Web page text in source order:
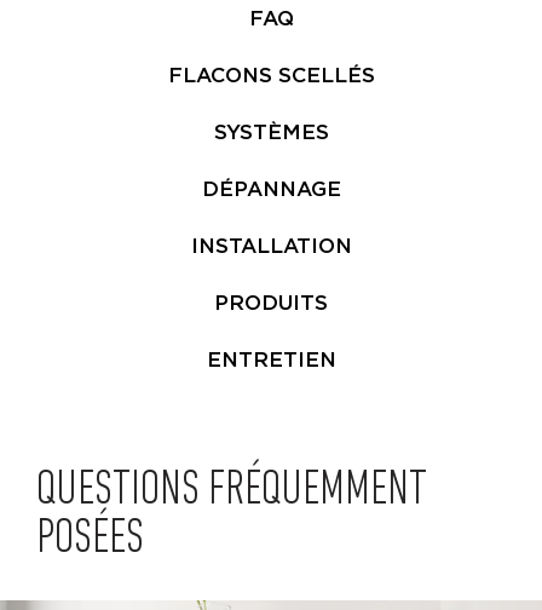
FAQ
FLACONS SCELLÉS
SYSTÈMES
DÉPANNAGE
INSTALLATION
PRODUITS
ENTRETIEN
QUESTIONS FRÉQUEMMENT
POSÉES